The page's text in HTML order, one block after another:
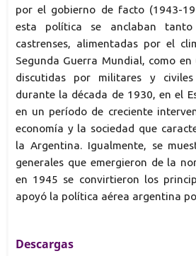
por el gobierno de facto (1943-
esta política se anclaban tanto
castrenses, alimentadas por el
Segunda Guerra Mundial, como
discutidas por militares y civiles
durante la década de 1930, en el
en un período de creciente
economía y la sociedad que
la Argentina. Igualmente, se
generales que emergieron de la
en 1945 se convirtieron los
apoyó la política aérea argentina
Descargas